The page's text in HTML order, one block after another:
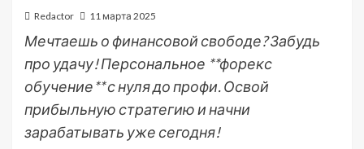
Redactor 11 марта 2025
Мечтаешь о финансовой свободе? Забудь
про удачу! Персональное **форекс
обучение** с нуля до профи. Освой
прибыльную стратегию и начни
зарабатывать уже сегодня!